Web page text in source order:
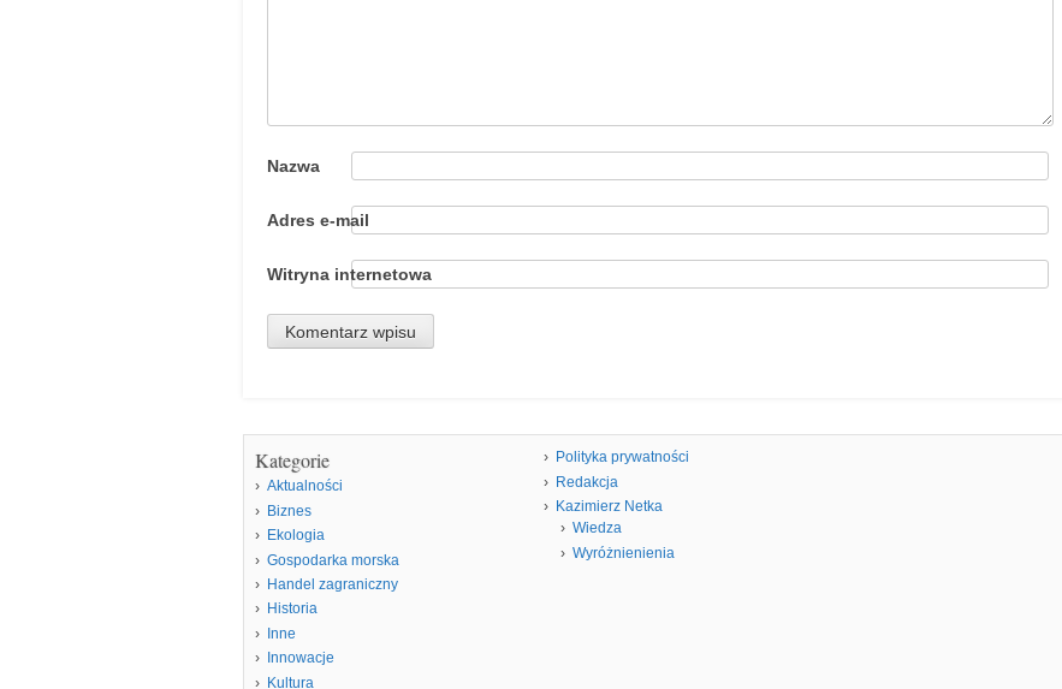
Nazwa
Adres e-mail
Witryna internetowa
Kategorie
Aktualności
Biznes
Ekologia
Gospodarka morska
Handel zagraniczny
Historia
Inne
Innowacje
Kultura
Polityka prywatności
Redakcja
Kazimierz Netka
Wiedza
Wyróżnienienia